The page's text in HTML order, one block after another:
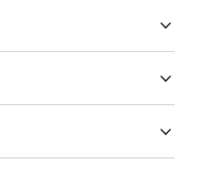
Teint
ISODODECANE,
BUTYLENE GLYCOL,
PERLITE,
pędzla i